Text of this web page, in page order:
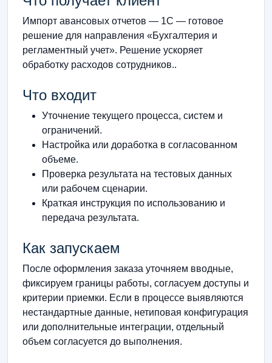
Импорт авансовых отчетов — 1С — готовое
решение для направления «Бухгалтерия и
регламентный учет». Решение ускоряет
обработку расходов сотрудников..
Что входит
Уточнение текущего процесса, систем и
ограничений.
Настройка или доработка в согласованном
объеме.
Проверка результата на тестовых данных
или рабочем сценарии.
Краткая инструкция по использованию и
передача результата.
Как запускаем
После оформления заказа уточняем вводные,
фиксируем границы работы, согласуем доступы и
критерии приемки. Если в процессе выявляются
нестандартные данные, нетиповая конфигурация
или дополнительные интеграции, отдельный
объем согласуется до выполнения.